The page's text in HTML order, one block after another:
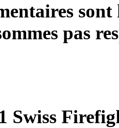
pas
Swiss